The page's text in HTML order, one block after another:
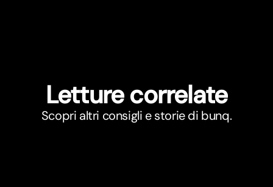
Letture correlate
Scopri altri consigli e storie di bunq.